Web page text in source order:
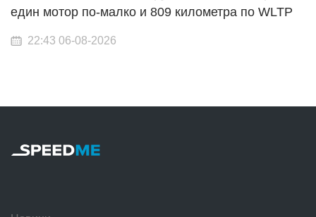
един мотор по-малко и 809 километра по WLTP
22:43 06-08-2026